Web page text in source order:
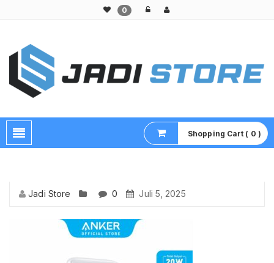
0
Shopping Cart ( 0 )
Jadi Store 0 Juli 5, 2025